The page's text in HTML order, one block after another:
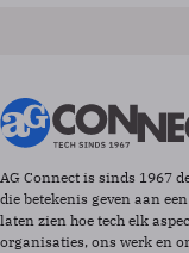
AG Connect is sinds 1967
die betekenis geven aan
laten zien hoe tech elk
organisaties, ons werk en